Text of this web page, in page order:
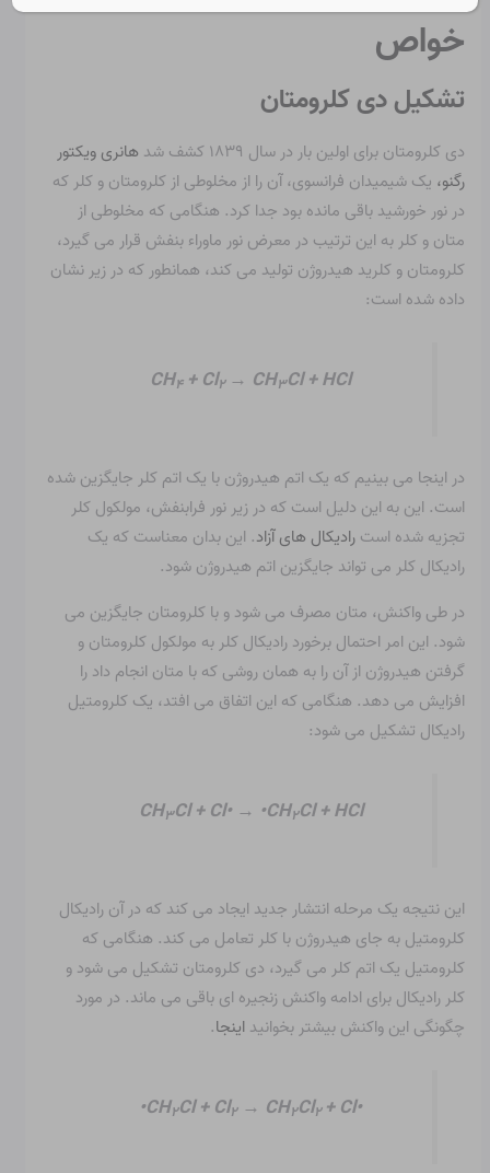
خواص
تشکیل دی کلرومتان
دی کلرومتان برای اولین بار در سال ۱۸۳۹ کشف شد
هانری ویکتور
رگنو، یک شیمیدان فرانسوی، آن را از مخلوطی از کلرومتان و کلر که
در نور خورشید باقی مانده بود جدا کرد. هنگامی که مخلوطی از
متان و کلر به این ترتیب در معرض نور ماوراء بنفش قرار می گیرد،
کلرومتان و کلرید هیدروژن تولید می کند، همانطور که در زیر نشان
داده شده است:
CH۴+ Cl۲ → CH۳Cl + HCl
در اینجا می بینیم که یک اتم هیدروژن با یک اتم کلر جایگزین شده
است. این به این دلیل است که در زیر نور فرابنفش، مولکول کلر
تجزیه شده استرادیکال های آزاد. این بدان معناست که یک
رادیکال کلر می تواند جایگزین اتم هیدروژن شود.
در طی واکنش، متان مصرف می شود و با کلرومتان جایگزین می
شود. این امر احتمال برخورد رادیکال کلر به مولکول کلرومتان و
گرفتن هیدروژن از آن را به همان روشی که با متان انجام داد را
افزایش می دهد. هنگامی که این اتفاق می افتد، یک کلرومتیل
رادیکال تشکیل می شود:
CH۳Cl + Cl• → •CH۲Cl + HCl
این نتیجه یک مرحله انتشار جدید ایجاد می کند که در آن رادیکال
کلرومتیل به جای هیدروژن با کلر تعامل می کند. هنگامی که
کلرومتیل یک اتم کلر می گیرد، دی کلرومتان تشکیل می شود و
کلر رادیکال برای ادامه واکنش زنجیره ای باقی می ماند. در مورد
چگونگی این واکنش بیشتر بخوانیداینجا.
•
CH۲Cl + Cl۲→ CH۲Cl۲ + Cl•